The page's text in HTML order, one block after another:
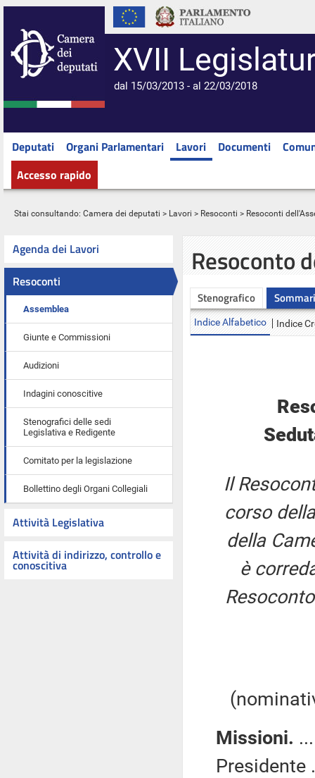
XVII
dal 15/03/2013 - al 22/03/2018
Deputati Organi Parlamentari Lavori Documenti
Accesso rapido
Stai consultando: Camera dei deputati > Lavori > Resoconti > Resoconti
Agenda dei Lavori
Resoconti
Assemblea
Giunte e Commissioni
Audizioni
Indagini conoscitive
Stenografici delle sedi
Legislativa e Redigente
Comitato per la legislazione
Bollettino degli Organi Collegiali
Attività Legislativa
Attività di indirizzo, controllo e
conoscitiva
Resoconto
Stenografico
Indice Alfabetico Indice
Il
corso
della
è
Missioni.
Presidente